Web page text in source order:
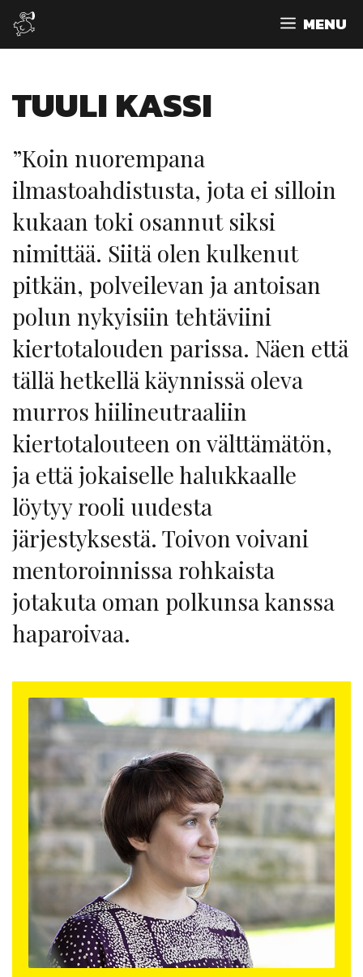
Siirry
sisältöön
MENU
TUULI KASSI
”Koin nuorempana
ilmastoahdistusta, jota ei silloin
kukaan toki osannut siksi
nimittää. Siitä olen kulkenut
pitkän, polveilevan ja antoisan
polun nykyisiin tehtäviini
kiertotalouden parissa. Näen että
tällä hetkellä käynnissä oleva
murros hiilineutraaliin
kiertotalouteen on välttämätön,
ja että jokaiselle halukkaalle
löytyy rooli uudesta
järjestyksestä. Toivon voivani
mentoroinnissa rohkaista
jotakuta oman polkunsa kanssa
haparoivaa.